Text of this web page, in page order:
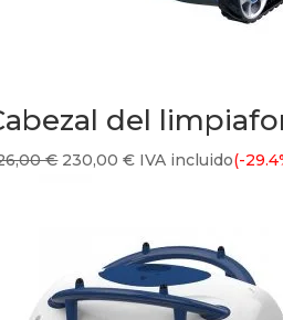
del
€ El
326,00 €.
230,00€El
es:
230,00 €.
IVA incluido(-